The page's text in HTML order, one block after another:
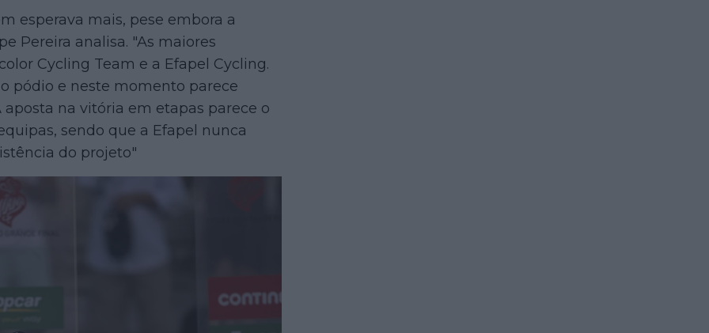
esperava mais, pese embora a
Pereira analisa. "As maiores
Cycling Team e a Efapel Cycling.
pódio e neste momento parece
na vitória em etapas parece o
sendo que a Efapel nunca
do projeto"